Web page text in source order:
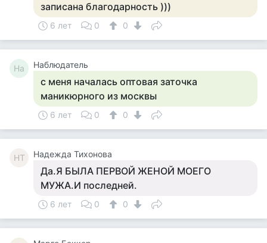
записана благодарность )))
6 лет 0 0
На Наблюдатель
с меня началась оптовая заточка
маникюрного из москвы
6 лет 0 0
НТ Надежда Тихонова
Да.Я БЫЛА ПЕРВОЙ ЖЕНОЙ МОЕГО
МУЖА.И последней.
6 лет 0 0